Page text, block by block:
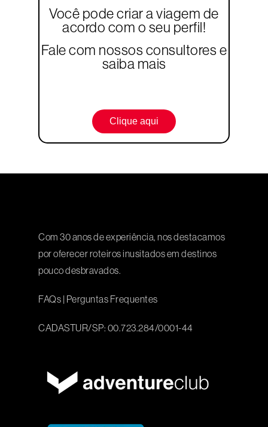
Você pode criar a viagem de
acordo com o seu perfil!
Fale com nossos consultores e
saiba mais
Clique aqui
Com 30 anos de experiência, nos destacamos
por oferecer roteiros inusitados em destinos
pouco desbravados.
FAQs | Perguntas Frequentes
CADASTUR/SP: 00.723.284/0001-44